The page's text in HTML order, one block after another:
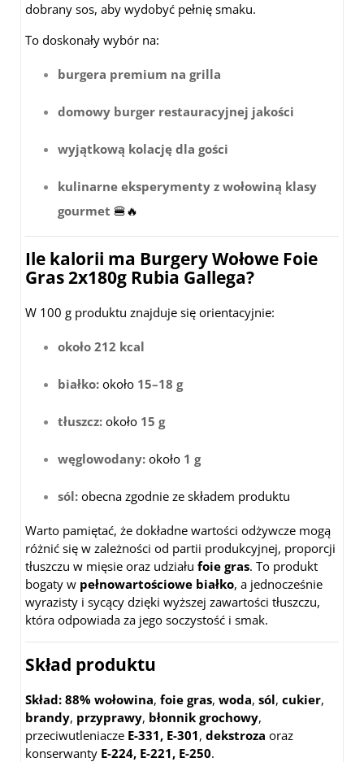
dobrany sos, aby wydobyć pełnię smaku.
To doskonały wybór na:
burgera premium na grilla
domowy burger restauracyjnej jakości
wyjątkową kolację dla gości
kulinarne eksperymenty z wołowiną klasy
gourmet 🍔🔥
Ile kalorii ma Burgery Wołowe Foie
Gras 2x180g Rubia Gallega?
W 100 g produktu znajduje się orientacyjnie:
około 212 kcal
białko: około 15–18 g
tłuszcz: około 15 g
węglowodany: około 1 g
sól: obecna zgodnie ze składem produktu
Warto pamiętać, że dokładne wartości odżywcze mogą
różnić się w zależności od partii produkcyjnej, proporcji
tłuszczu w mięsie oraz udziału foie gras. To produkt
bogaty w pełnowartościowe białko, a jednocześnie
wyrazisty i sycący dzięki wyższej zawartości tłuszczu,
która odpowiada za jego soczystość i smak.
Skład produktu
Skład: 88% wołowina, foie gras, woda, sól, cukier,
brandy, przyprawy, błonnik grochowy,
przeciwutleniacze E-331, E-301, dekstroza oraz
konserwanty E-224, E-221, E-250.